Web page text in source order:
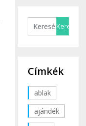
Címkék
ablak
ajándék